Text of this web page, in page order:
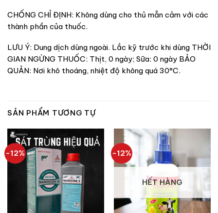
CHỐNG CHỈ ĐỊNH: Không dùng cho thủ mẫn cảm với các
thành phần của thuốc.
LƯU Ý: Dung dịch dùng ngoài. Lắc kỹ trước khi dùng THỜI
GIAN NGỪNG THUỐC: Thịt, 0 ngày; Sữa: 0 ngày BẢO
QUẢN: Nơi khô thoáng, nhiệt độ không quá 30°C.
SẢN PHẨM TƯƠNG TỰ
-12% -12%
HẾT HÀNG